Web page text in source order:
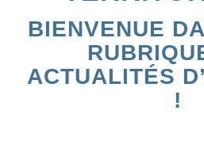
BIENVENUE
ACTUALITÉS
!